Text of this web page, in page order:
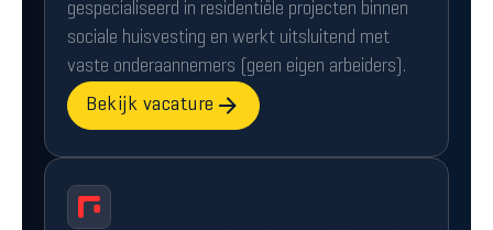
gespecialiseerd in residentiële projecten binnen
sociale huisvesting en werkt uitsluitend met
vaste onderaannemers (geen eigen arbeiders).
Bekijk vacature